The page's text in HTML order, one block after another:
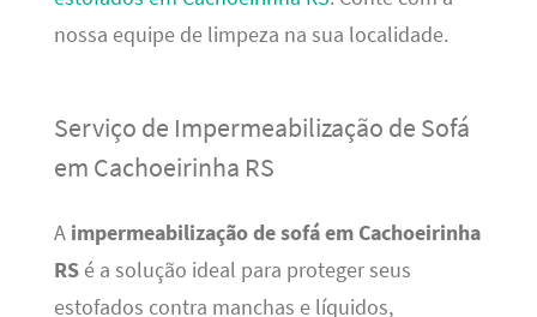
nossa equipe de limpeza na sua localidade.
Serviço de Impermeabilização de Sofá
em Cachoeirinha RS
A impermeabilização de sofá em Cachoeirinha
RSé a solução ideal para proteger seus
estofados contra manchas e líquidos,